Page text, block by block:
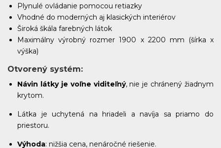
DN241 DN242 DN243 DN244
DN245 DN246
Plynulé ovládanie pomocou retiazky
Vhodné do moderných aj klasických interiérov
Široká škála farebných látok
Maximálny výrobný rozmer 1900 x 2200 mm (šírka x
výška)
Otvorený systém:
Návin látky je voľne viditeľný, nie je chránený žiadnym
krytom.
Látka je uchytená na hriadeli a navíja sa priamo do
priestoru.
Výhoda: nižšia cena, nenáročné riešenie.